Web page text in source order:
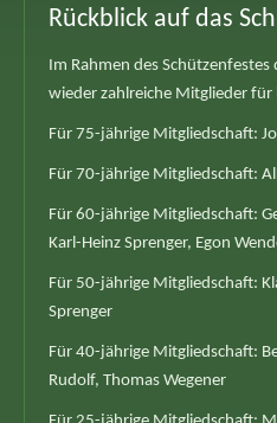
Rückblick auf das
Im Rahmen des
wieder zahlreiche Mitglieder
Für 75-jährige Mitgliedschaft:
Für 70-jährige Mitgliedschaft:
Für 60-jährige Mitgliedschaft:
Karl-Heinz Sprenger, Egon
Für 50-jährige Mitgliedschaft:
Sprenger
Für 40-jährige Mitgliedschaft:
Rudolf, Thomas Wegener